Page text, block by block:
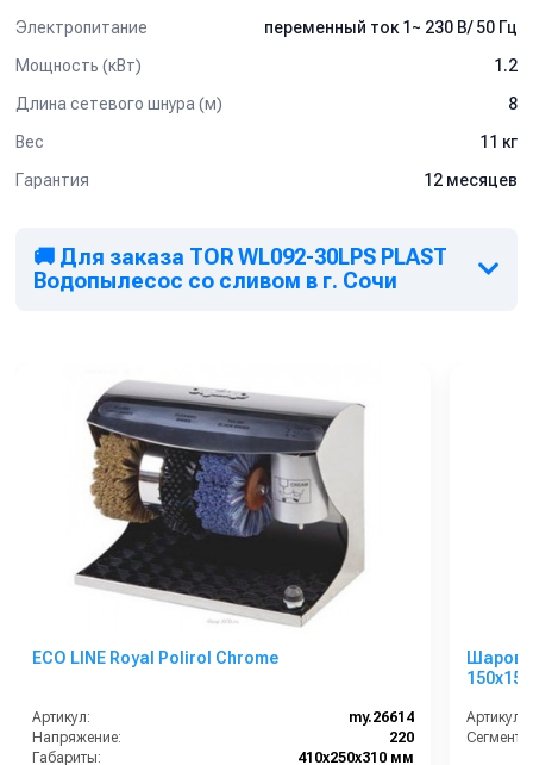
Электропитание
переменный ток 1~ 230 В/ 50 Гц
Мощность (кВт)
1.2
Длина сетевого шнура (м)
8
Вес
11 кг
Гарантия
12 месяцев
🚚 Для заказа TOR WL092-30LPS PLAST
Водопылесос со сливом в г. Сочи
ECO LINE Royal Polirol Chrome
Артикул:
my.26614
Напряжение:
220
Габариты:
410х250х310 мм
Артикул:
Сегмент: